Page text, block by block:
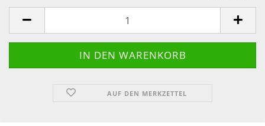
AUF DEN MERKZETTEL